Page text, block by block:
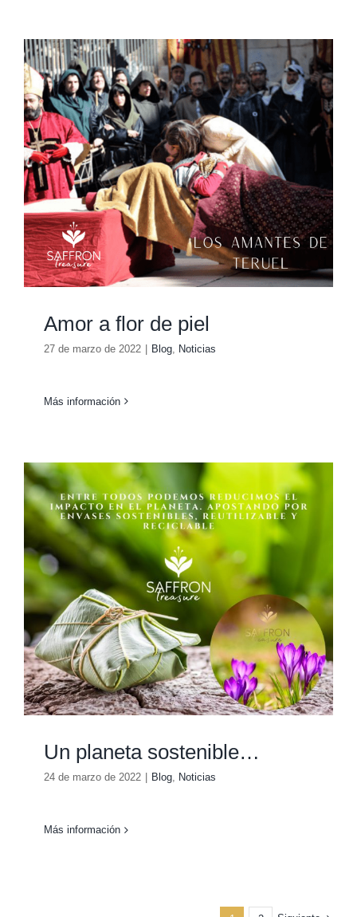
Amor a flor de piel
27 de marzo de 2022 | Blog Noticias
Más información
Un planeta sostenible…
24 de marzo de 2022 Blog, Noticias
Más información